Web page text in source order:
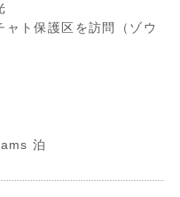
ャト保護区を訪問（ゾウ
泊